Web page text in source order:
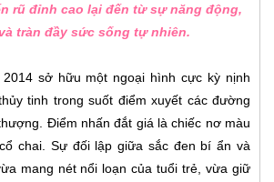
rũ đỉnh cao lại đến từ sự năng động,
tràn đầy sức sống tự nhiên.
sở hữu một ngoại hình cực kỳ nịnh
tinh trong suốt điểm xuyết các đường
Điểm nhấn đắt giá là chiếc nơ màu
chai. Sự đối lập giữa sắc đen bí ẩn và
mang nét nổi loạn của tuổi trẻ, vừa giữ